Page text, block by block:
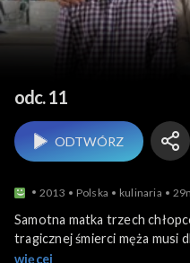
odc. 11
ODTWÓRZ
2013 Polska kulinaria
Samotna matka trzech
tragicznej śmierci męża musi
Najstarszy syn nie potrafił
więcej